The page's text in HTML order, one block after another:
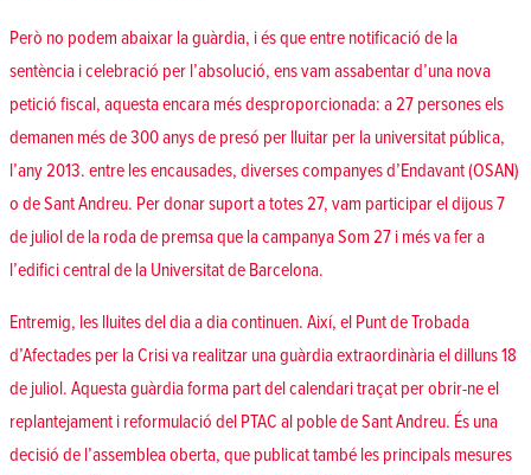
Però no podem abaixar la guàrdia, i és que entre notificació de la
sentència i celebració per l’absolució, ens vam assabentar d’una nova
petició fiscal, aquesta encara més desproporcionada: a 27 persones els
demanen més de 300 anys de presó per lluitar per la universitat pública,
l’any 2013. entre les encausades, diverses companyes d’Endavant (OSAN)
o de Sant Andreu. Per donar suport a totes 27, vam participar el dijous 7
de juliol de la roda de premsaque la campanyaSom 27 i mésva fer a
l’edifici central de la Universitat de Barcelona.
Entremig, les lluites del dia a dia continuen. Així, el Punt de Trobada
d’Afectades per la Crisi va realitzar una guàrdia extraordinària el dilluns 18
de juliol. Aquesta guàrdia forma part delcalendaritraçat per obrir-ne el
replantejament i reformulació del PTAC al poble de Sant Andreu. És una
decisió de l’assemblea oberta, que publicat també les principals mesures